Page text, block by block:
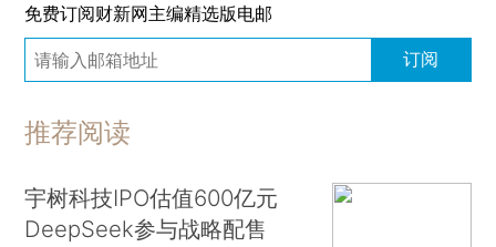
免费订阅财新网主编精选版电邮
订阅
推荐阅读
宇树科技IPO估值600亿元
DeepSeek参与战略配售